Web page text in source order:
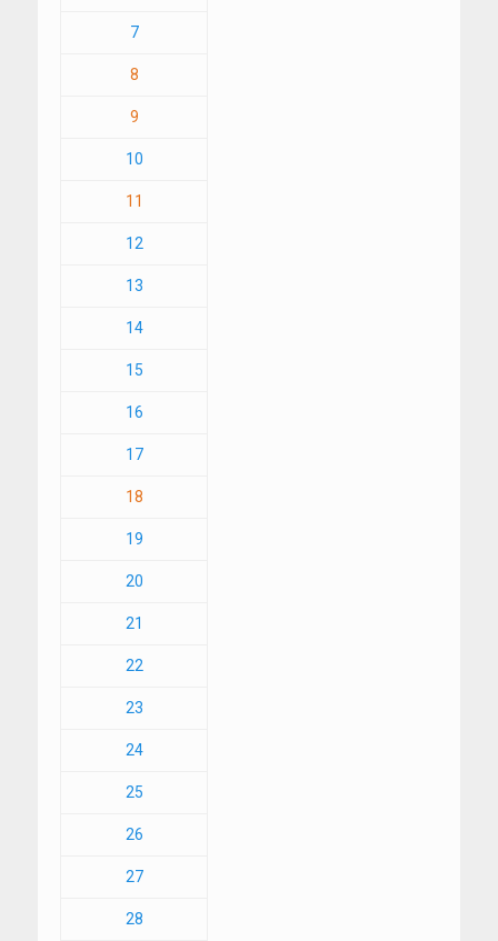
7
8
9
10
11
12
13
14
15
16
17
18
19
20
21
22
23
24
25
26
27
28